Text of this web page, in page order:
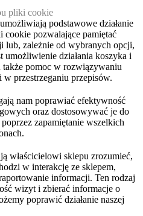
pliki cookie
podstawowe działanie
pozwalające pamiętać
lub, zależnie od wybranych opcji,
umożliwienie działania koszyka i
także pomoc w rozwiązywaniu
przestrzeganiu przepisów.
nam poprawiać efektywność
oraz dostosowywać je do
zapamiętanie wszelkich
właścicielowi sklepu zrozumieć,
w interakcję ze sklepem,
informacji. Ten rodzaj
wizyt i zbierać informacje o
poprawić działanie naszej